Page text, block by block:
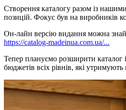
Створення каталогу разом із
позицій. Фокус був на виробників
Он-лайн версію видання можна
https://catalog-madeinua.com.ua/...
Тепер плануємо розширити каталог
бюджетів всіх рівнів, які